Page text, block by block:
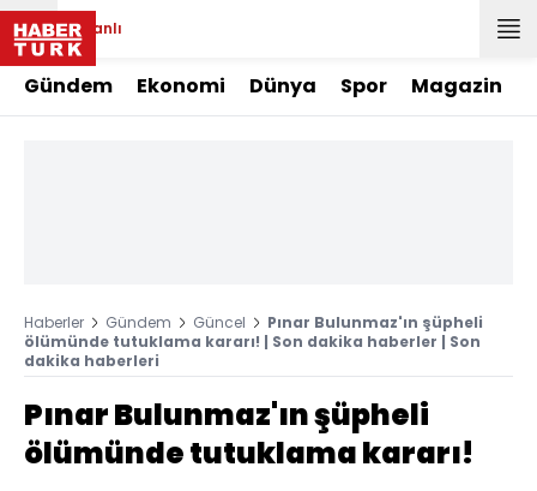
Canlı
Gündem Ekonomi Dünya Spor Magazin
Haberler Gündem Güncel
Pınar Bulunmaz'ın şüpheli
ölümünde tutuklama kararı! | Son dakika haberler | Son
dakika haberleri
Pınar Bulunmaz'ın şüpheli
ölümünde tutuklama kararı!